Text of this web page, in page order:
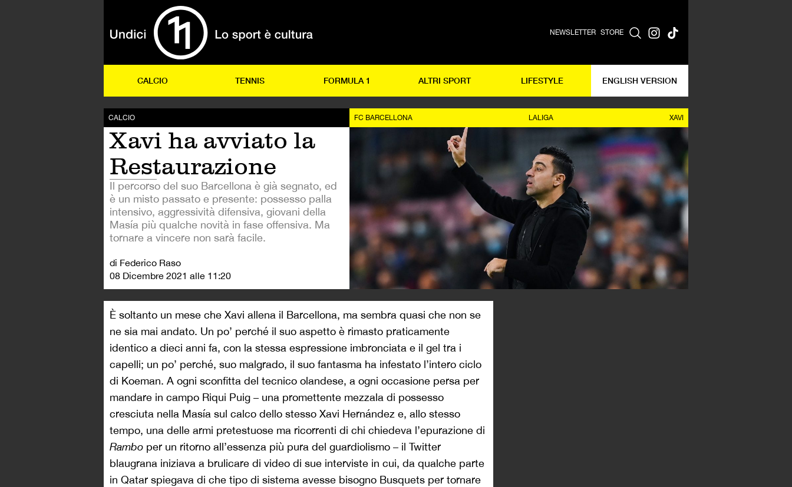
NEWSLETTER STORE
CALCIO TENNIS FORMULA 1 ALTRI SPORT LIFESTYLE ENGLISH VERSION
CALCIO
Xavi ha avviato la
Restaurazione
Il percorso del suo Barcellona è già segnato, ed
è un misto passato e presente: possesso palla
intensivo, aggressività difensiva, giovani della
Masía più qualche novità in fase offensiva. Ma
tornare a vincere non sarà facile.
di Federico Raso
08 Dicembre 2021 alle 11:20
FC BARCELLONA LALIGA XAVI
È soltanto un mese che Xavi allena il Barcellona, ma sembra quasi che non se
ne sia mai andato. Un po’ perché il suo aspetto è rimasto praticamente
identico a dieci anni fa, con la stessa espressione imbronciata e il gel tra i
capelli; un po’ perché, suo malgrado, il suo fantasma ha infestato l’intero ciclo
di Koeman. A ogni sconfitta del tecnico olandese, a ogni occasione persa per
mandare in campo Riqui Puig – una promettente mezzala di possesso
cresciuta nella Masía sul calco dello stesso Xavi Hernández e, allo stesso
tempo, una delle armi pretestuose ma ricorrenti di chi chiedeva l’epurazione di
Rambo per un ritorno all’essenza più pura del guardiolismo – il Twitter
blaugrana iniziava a brulicare di video di sue interviste in cui, da qualche parte
in Qatar spiegava di che tipo di sistema avesse bisogno Busquets per tornare